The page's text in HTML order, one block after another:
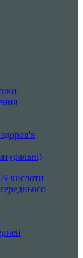
кислоти